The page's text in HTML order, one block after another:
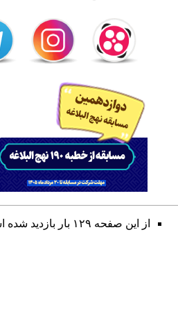
از این صفحه ۱۲۹ بار بازدید شده است